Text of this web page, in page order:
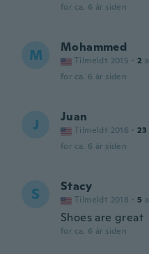
for ca. 6 år siden
M Mohammed
Tilmeldt 2015 · 2
for ca. 6 år siden
J Juan
Tilmeldt 2016 · 23
for ca. 6 år siden
S Stacy
Tilmeldt 2018 · 5
Shoes are great
for ca. 6 år siden